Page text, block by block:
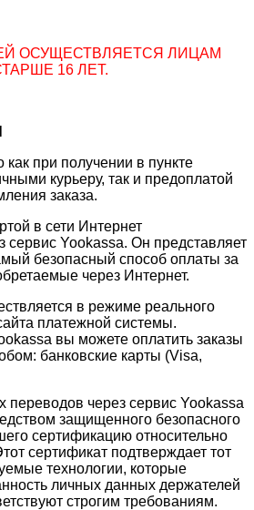
ОСУЩЕСТВЛЯЕТСЯ ЛИЦАМ
16 ЛЕТ.
при получении в пункте
курьеру, так и предоплатой
заказа.
в сети Интернет
сервис Yookassa. Он представляет
безопасный способ оплаты за
через Интернет.
в режиме реального
платежной системы.
вы можете оплатить заказы
банковские карты (Visa,
через сервис Yookassa
защищенного безопасного
сертификацию относительно
сертификат подтверждает тот
технологии, которые
личных данных держателей
строгим требованиям.